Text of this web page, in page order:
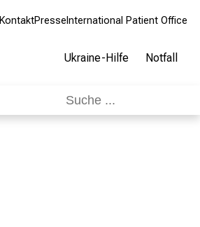
KontaktPresse International Patient Office
Ukraine-Hilfe Notfall